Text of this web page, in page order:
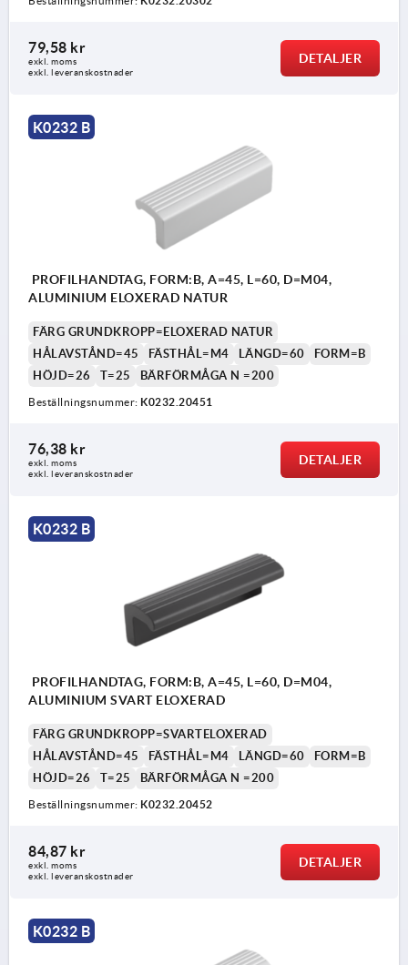
79,58 kr
exkl. moms
exkl. leveranskostnader
DETALJER
K0232 B
PROFILHANDTAG, FORM:B, A=45, L=60, D=M04,
ALUMINIUM ELOXERAD NATUR
FÄRG GRUNDKROPP=ELOXERAD NATUR
HÅLAVSTÅND=45
FÄSTHÅL=M4 LÄNGD=60
FORM=B
HÖJD=26
T=25 BÄRFÖRMÅGA N =200
Beställningsnummer: K0232.20451
76,38 kr
exkl. moms
exkl. leveranskostnader
DETALJER
K0232 B
PROFILHANDTAG, FORM:B, A=45, L=60, D=M04,
ALUMINIUM SVART ELOXERAD
FÄRG GRUNDKROPP=SVARTELOXERAD
HÅLAVSTÅND=45
FÄSTHÅL=M4 LÄNGD=60
FORM=B
HÖJD=26
T=25 BÄRFÖRMÅGA N =200
Beställningsnummer: K0232.20452
84,87 kr
exkl. moms
exkl. leveranskostnader
DETALJER
K0232 B